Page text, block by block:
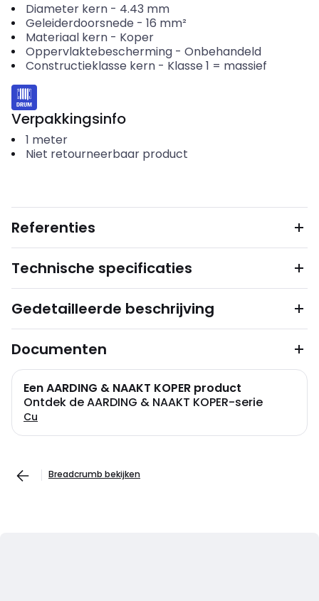
Diameter kern- 4.43 mm
Geleiderdoorsnede - 16 mm²
Materiaal kern- Koper
Oppervlaktebescherming- Onbehandeld
Constructieklasse kern- Klasse 1 = massief
Verpakkingsinfo
1 meter
Niet retourneerbaar product
Referenties
Technische specificaties
Gedetailleerde beschrijving
Documenten
Een AARDING & NAAKT KOPER product
Ontdek de AARDING & NAAKT KOPER-serie
Cu
Breadcrumb bekijken